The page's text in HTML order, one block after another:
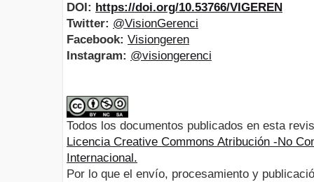
DOI: https://doi.org/10.53766/VIGEREN
Twitter: @VisionGerenci
Facebook: Visiongeren
Instagram: @visiongerenci
Todos los documentos publicados en esta
Licencia Creative Commons Atribución -No
Internacional.
Por lo que el envío, procesamiento y